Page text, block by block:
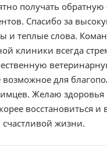
получать обратную
Спасибо за
и теплые слова.
клиники всегда
возможное для
Желаю здоровья
восстановиться и
жизни.